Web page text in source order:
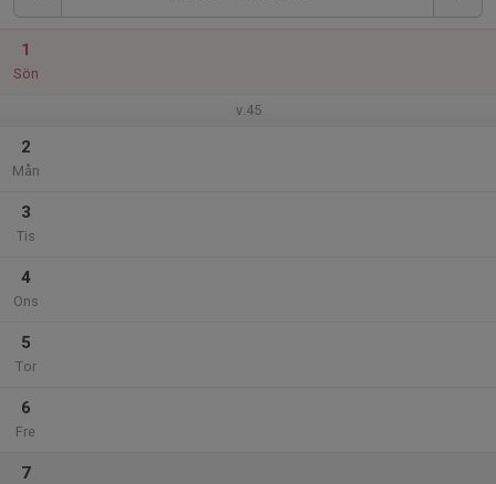
1
Sön
v.45
2
Mån
3
Tis
4
Ons
5
Tor
6
Fre
7